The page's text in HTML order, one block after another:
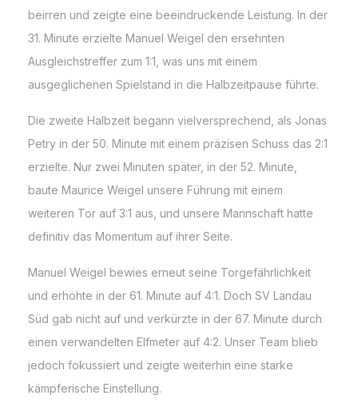
beirren und zeigte eine beeindruckende Leistung. In der
31. Minute erzielte Manuel Weigel den ersehnten
Ausgleichstreffer zum 1:1, was uns mit einem
ausgeglichenen Spielstand in die Halbzeitpause führte.
Die zweite Halbzeit begann vielversprechend, als Jonas
Petry in der 50. Minute mit einem präzisen Schuss das 2:1
erzielte. Nur zwei Minuten später, in der 52. Minute,
baute Maurice Weigel unsere Führung mit einem
weiteren Tor auf 3:1 aus, und unsere Mannschaft hatte
definitiv das Momentum auf ihrer Seite.
Manuel Weigel bewies erneut seine Torgefährlichkeit
und erhöhte in der 61. Minute auf 4:1. Doch SV Landau
Süd gab nicht auf und verkürzte in der 67. Minute durch
einen verwandelten Elfmeter auf 4:2. Unser Team blieb
jedoch fokussiert und zeigte weiterhin eine starke
kämpferische Einstellung.